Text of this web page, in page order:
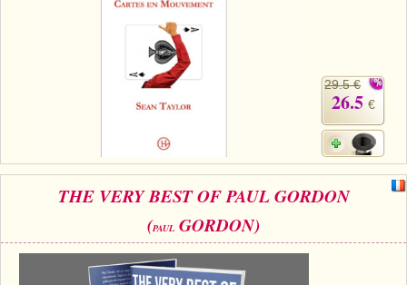
29.5 €
26.5 €
THE VERY BEST OF PAUL GORDON
(PAUL GORDON)